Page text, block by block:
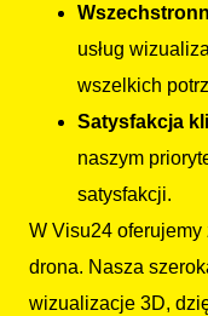
usług
wszelkich
Satysfakcja
naszym
satysfakcji.
W Visu24
drona. Nasza
wizualizacje 3D,